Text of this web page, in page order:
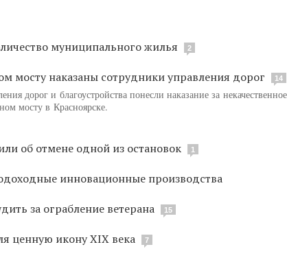
муниципального жилья 2
мосту наказаны сотрудники управления дорог 14
дорог и благоустройства понесли наказание за некачественное
мосту в Красноярске.
об отмене одной из остановок 1
инновационные производства
за ограбление ветерана 15
ценную икону XIX века 7